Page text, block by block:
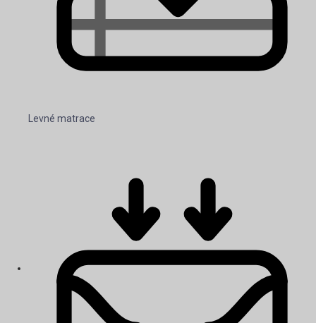
Levné matrace